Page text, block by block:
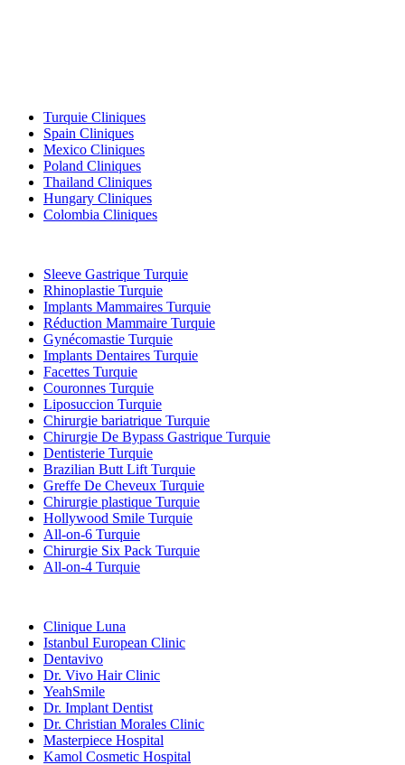
Turquie Cliniques
Spain Cliniques
Mexico Cliniques
Poland Cliniques
Thailand Cliniques
Hungary Cliniques
Colombia Cliniques
Sleeve Gastrique Turquie
Rhinoplastie Turquie
Implants Mammaires Turquie
Réduction Mammaire Turquie
Gynécomastie Turquie
Implants Dentaires Turquie
Facettes Turquie
Couronnes Turquie
Liposuccion Turquie
Chirurgie bariatrique Turquie
Chirurgie De Bypass Gastrique Turquie
Dentisterie Turquie
Brazilian Butt Lift Turquie
Greffe De Cheveux Turquie
Chirurgie plastique Turquie
Hollywood Smile Turquie
All-on-6 Turquie
Chirurgie Six Pack Turquie
All-on-4 Turquie
Clinique Luna
Istanbul European Clinic
Dentavivo
Dr. Vivo Hair Clinic
YeahSmile
Dr. Implant Dentist
Dr. Christian Morales Clinic
Masterpiece Hospital
Kamol Cosmetic Hospital